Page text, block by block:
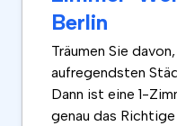
Berlin
Träumen Sie
aufregendsten
Dann ist eine 1-
genau das